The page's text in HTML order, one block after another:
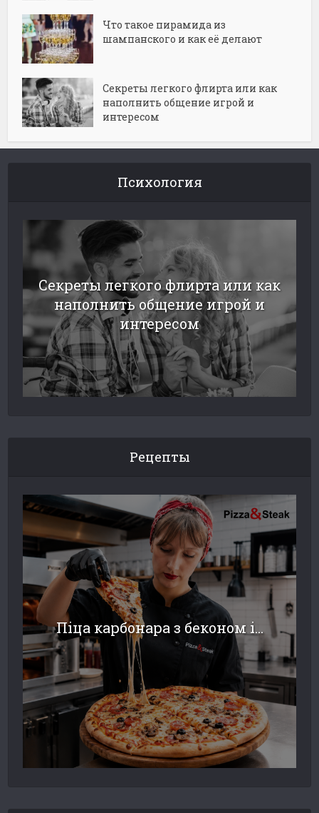
Что такое пирамида из
шампанского и как её делают
Секреты легкого флирта или как
наполнить общение игрой и
интересом
Психология
Секреты легкого флирта или как
наполнить общение игрой и
интересом
Рецепты
Піца карбонара з беконом і...